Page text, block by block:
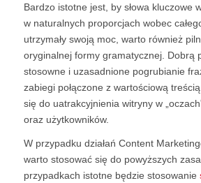
Bardzo istotne jest, by słowa kluczowe
w naturalnych proporcjach wobec
utrzymały swoją moc, warto również
oryginalnej formy gramatycznej. Dobrą
stosowne i uzasadnione pogrubianie
zabiegi połączone z wartościową
się do uatrakcyjnienia witryny w
oraz użytkowników.
W przypadku działań Content
warto stosować się do powyższych
przypadkach istotne będzie stosowanie